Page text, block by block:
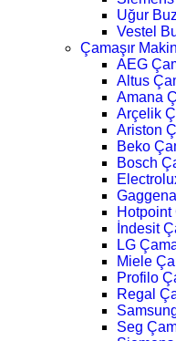
Uğur
Vestel
Çamaşır
AEG
Altus
Amana
Arçelik
Ariston
Beko
Bosch
Hotpoint
İndesit
LG
Miele
Profilo
Regal
Seg